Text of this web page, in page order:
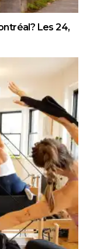
Les 24,